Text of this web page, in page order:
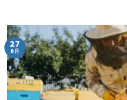
27
6月